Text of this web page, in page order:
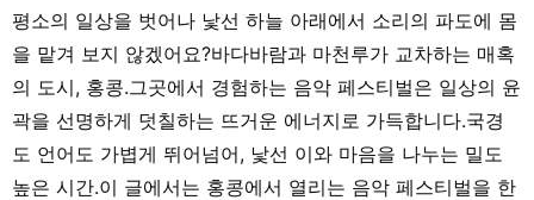
후에는 밴드에서 드럼 등 다양한 악기를 경험. 각종 곡 소개 글을 비롯해,
각지의 음악 페스티벌 소개 기사와 라이브 리포트 등, 자신의 음악 활동
과 지금까지의 업무로 쌓아 온 경험을 바탕으로 매일 기사를 제작하고 있
습니다. 음악은 국내외 록은 물론, 최근에는 J-POP도 폭넓게 즐겨 듣습
니다.
평소의 일상을 벗어나 낯선 하늘 아래에서 소리의 파도에 몸
을 맡겨 보지 않겠어요?바다바람과 마천루가 교차하는 매혹
의 도시, 홍콩.그곳에서 경험하는 음악 페스티벌은 일상의 윤
곽을 선명하게 덧칠하는 뜨거운 에너지로 가득합니다.국경
도 언어도 가볍게 뛰어넘어, 낯선 이와 마음을 나누는 밀도
높은 시간.이 글에서는 홍콩에서 열리는 음악 페스티벌을 한